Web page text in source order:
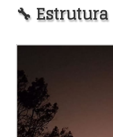
🔧